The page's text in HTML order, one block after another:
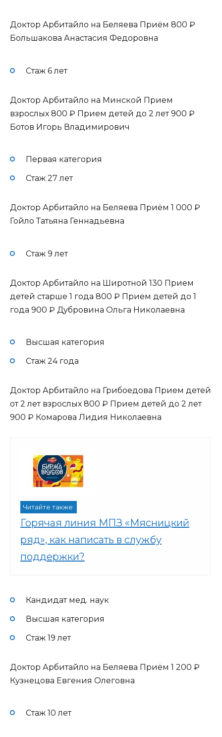
Доктор Арбитайло на Беляева Приём 800 ₽
Большакова Анастасия Федоровна
Стаж 6 лет
Доктор Арбитайло на Минской Прием
взрослых 800 ₽ Прием детей до 2 лет900 ₽
Ботов Игорь Владимирович
Первая категория
Стаж 27 лет
Доктор Арбитайло на Беляева Приём 1 000 ₽
Гойло Татьяна Геннадьевна
Стаж 9 лет
Доктор Арбитайло на Широтной 130 Прием
детей старше 1 года 800 ₽ Прием детей до 1
года 900 ₽ Дубровина Ольга Николаевна
Высшая категория
Стаж 24 года
Доктор Арбитайло на Грибоедова Прием детей
от 2 лет взрослых 800 ₽ Прием детей до 2 лет
900 ₽ Комарова Лидия Николаевна
Читайте также:
Горячая линия МПЗ «Мясницкий
ряд», как написать в службу
поддержки?
Кандидат мед. наук
Высшая категория
Стаж 19 лет
Доктор Арбитайло на Беляева Приём 1 200 ₽
Кузнецова Евгения Олеговна
Стаж 10 лет